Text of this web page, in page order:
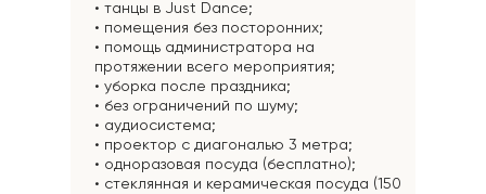
• танцы в Just Dance;
• помещения без посторонних;
• помощь администратора на
протяжении всего мероприятия;
• уборка после праздника;
• без ограничений по шуму;
• аудиосистема;
• проектор с диагональю 3 метра;
• одноразовая посуда (бесплатно);
• стеклянная и керамическая посуда (150